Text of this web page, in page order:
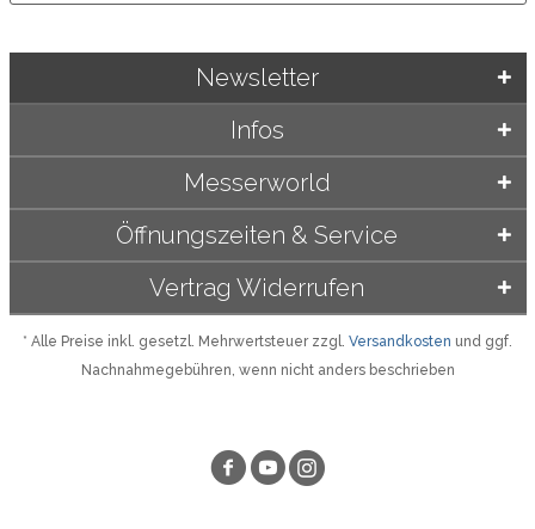
Öffnungszeiten & Service
Infos
Messerworld
Newsletter
Vertrag Widerrufen
* Alle Preise inkl. gesetzl. Mehrwertsteuer zzgl. Versandkosten und ggf.
Nachnahmegebühren, wenn nicht anders beschrieben